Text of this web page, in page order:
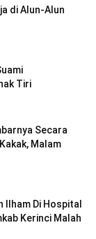
di Alun-Alun
Tiri
Secara
Malam
Ilham Di Hospital
Kerinci Malah